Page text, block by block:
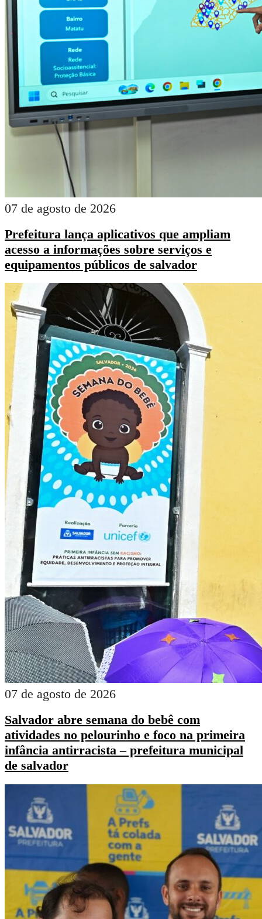
07 de agosto de 2026
Prefeitura lança aplicativos que ampliam
acesso a informações sobre serviços e
equipamentos públicos de salvador
07 de agosto de 2026
Salvador abre semana do bebê com
atividades no pelourinho e foco na primeira
infância antirracista – prefeitura municipal
de salvador